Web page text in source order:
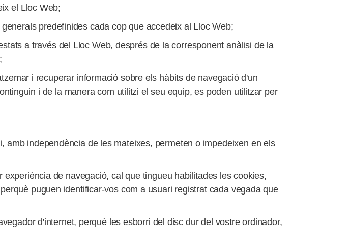
el Lloc Web;
predefinides cada cop que accedeix al Lloc Web;
a través del Lloc Web, després de la corresponent anàlisi de la
i recuperar informació sobre els hàbits de navegació d'un
i de la manera com utilitzi el seu equip, es poden utilitzar per
independència de les mateixes, permeten o impedeixen en els
de navegació, cal que tingueu habilitades les cookies,
puguen identificar-vos com a usuari registrat cada vegada que
d'internet, perquè les esborri del disc dur del vostre ordinador,